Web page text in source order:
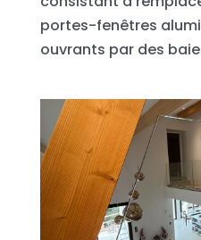
portes-fenêtres
ouvrants par des